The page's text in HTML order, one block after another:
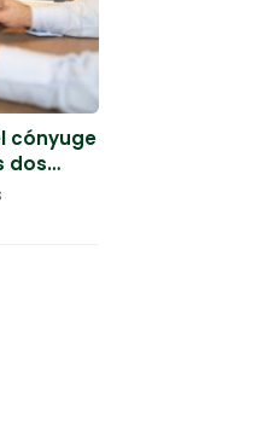
cónyuge
dos